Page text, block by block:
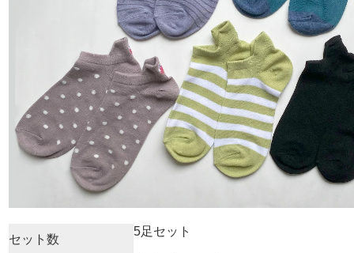
セット数
5足セット